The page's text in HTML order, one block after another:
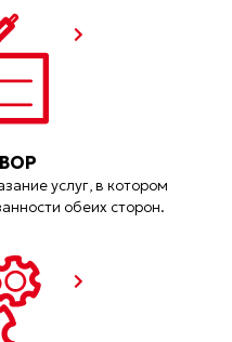
услуг, в котором
обеих сторон.